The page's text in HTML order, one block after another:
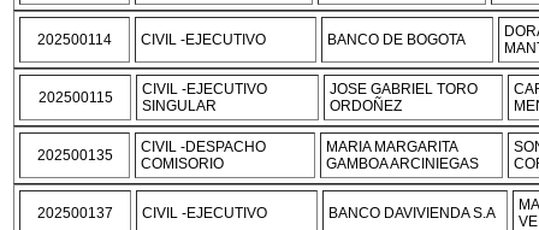
202500114 CIVIL -EJECUTIVO BANCO DE BOGOTA
202500115
CIVIL -EJECUTIVO
SINGULAR
JOSE GABRIEL TORO
ORDOÑEZ
202500135
CIVIL -DESPACHO
COMISORIO
MARIA MARGARITA
GAMBOA ARCINIEGAS
202500137 CIVIL -EJECUTIVO BANCO DAVIVIENDA S.A